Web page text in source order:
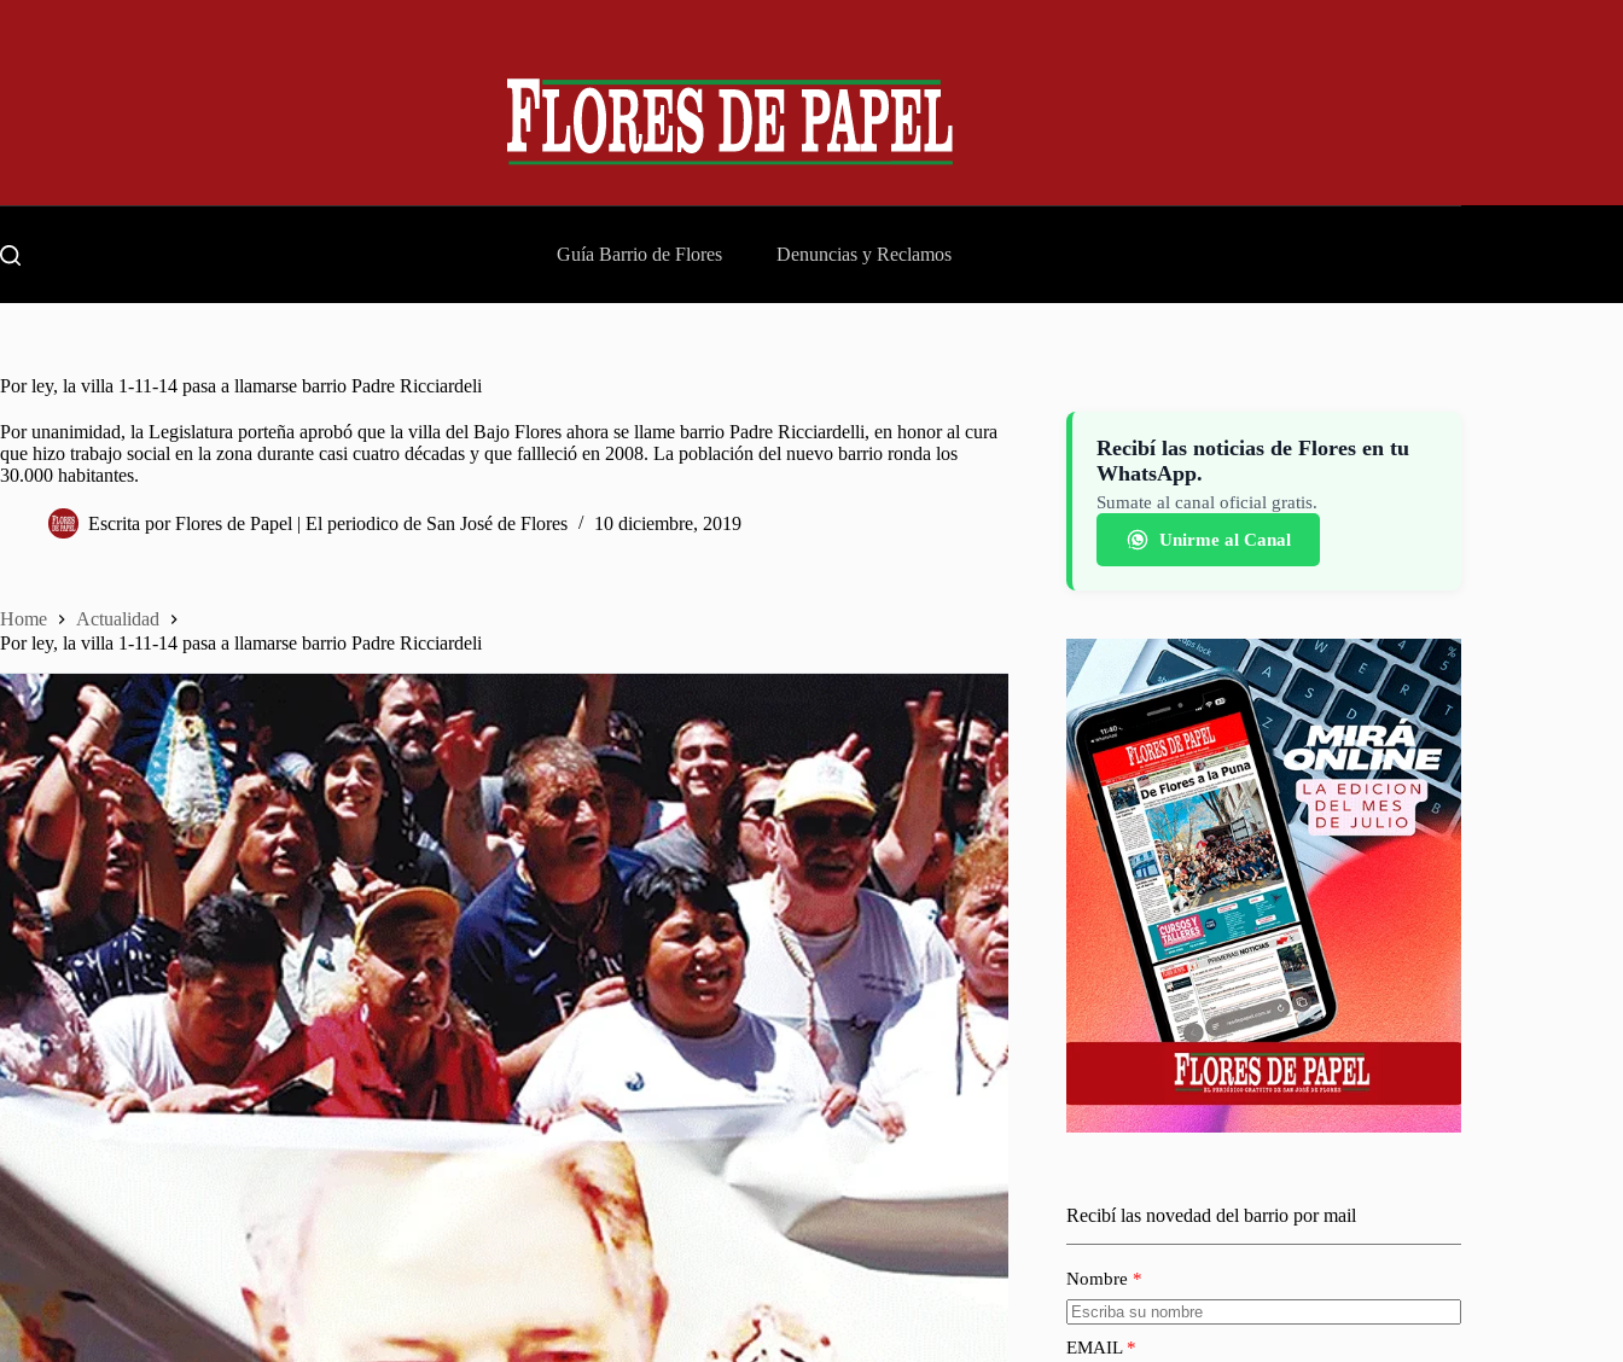
Guía Barrio de Flores Denuncias y Reclamos
Por ley, la villa 1-11-14 pasa a llamarse barrio Padre Ricciardeli
Por unanimidad, la Legislatura porteña aprobó que la villa del Bajo Flores ahora se llame barrio Padre Ricciardelli, en honor al cura
que hizo trabajo social en la zona durante casi cuatro décadas y que fallleció en 2008. La población del nuevo barrio ronda los
30.000 habitantes.
Escrita por Flores de Papel | El periodico de San José de Flores 10 diciembre, 2019
Home
Actualidad
Por ley, la villa 1-11-14 pasa a llamarse barrio Padre Ricciardeli
Recibí las noticias de Flores en tu
WhatsApp.
Sumate al canal oficial gratis.
Unirme al Canal
Recibí las novedad del barrio por mail
Nombre
EMAIL